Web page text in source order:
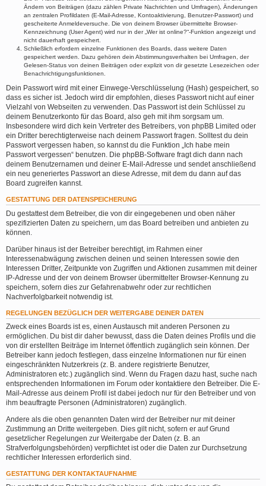
Ändern von Beiträgen (dazu zählen Private Nachrichten und Umfragen), Änderungen
an zentralen Profildaten (E-Mail-Adresse, Kontoaktivierung, Benutzer-Passwort) und
gescheiterte Anmeldeversuche. Die von deinem Browser übermittelte Browser-
Kennzeichnung (User Agent) wird nur in der „Wer ist online?“-Funktion angezeigt und
nicht dauerhaft gespeichert.
Schließlich erfordern einzelne Funktionen des Boards, dass weitere Daten
gespeichert werden. Dazu gehören dein Abstimmungsverhalten bei Umfragen, der
Gelesen-Status von deinen Beiträgen oder explizit von dir gesetzte Lesezeichen oder
Benachrichtigungsfunktionen.
Dein Passwort wird mit einer Einwege-Verschlüsselung (Hash) gespeichert, so
dass es sicher ist. Jedoch wird dir empfohlen, dieses Passwort nicht auf einer
Vielzahl von Webseiten zu verwenden. Das Passwort ist dein Schlüssel zu
deinem Benutzerkonto für das Board, also geh mit ihm sorgsam um.
Insbesondere wird dich kein Vertreter des Betreibers, von phpBB Limited oder
ein Dritter berechtigterweise nach deinem Passwort fragen. Solltest du dein
Passwort vergessen haben, so kannst du die Funktion „Ich habe mein
Passwort vergessen“ benutzen. Die phpBB-Software fragt dich dann nach
deinem Benutzernamen und deiner E-Mail-Adresse und sendet anschließend
ein neu generiertes Passwort an diese Adresse, mit dem du dann auf das
Board zugreifen kannst.
GESTATTUNG DER DATENSPEICHERUNG
Du gestattest dem Betreiber, die von dir eingegebenen und oben näher
spezifizierten Daten zu speichern, um das Board betreiben und anbieten zu
können.
Darüber hinaus ist der Betreiber berechtigt, im Rahmen einer
Interessenabwägung zwischen deinen und seinen Interessen sowie den
Interessen Dritter, Zeitpunkte von Zugriffen und Aktionen zusammen mit deiner
IP-Adresse und der von deinem Browser übermittelter Browser-Kennung zu
speichern, sofern dies zur Gefahrenabwehr oder zur rechtlichen
Nachverfolgbarkeit notwendig ist.
REGELUNGEN BEZÜGLICH DER WEITERGABE DEINER DATEN
Zweck eines Boards ist es, einen Austausch mit anderen Personen zu
ermöglichen. Du bist dir daher bewusst, dass die Daten deines Profils und die
von dir erstellten Beiträge im Internet öffentlich zugänglich sein können. Der
Betreiber kann jedoch festlegen, dass einzelne Informationen nur für einen
eingeschränkten Nutzerkreis (z. B. andere registrierte Benutzer,
Administratoren etc.) zugänglich sind. Wenn du Fragen dazu hast, suche nach
entsprechenden Informationen im Forum oder kontaktiere den Betreiber. Die E-
Mail-Adresse aus deinem Profil ist dabei jedoch nur für den Betreiber und von
ihm beauftragte Personen (Administratoren) zugänglich.
Andere als die oben genannten Daten wird der Betreiber nur mit deiner
Zustimmung an Dritte weitergeben. Dies gilt nicht, sofern er auf Grund
gesetzlicher Regelungen zur Weitergabe der Daten (z. B. an
Strafverfolgungsbehörden) verpflichtet ist oder die Daten zur Durchsetzung
rechtlicher Interessen erforderlich sind.
GESTATTUNG DER KONTAKTAUFNAHME